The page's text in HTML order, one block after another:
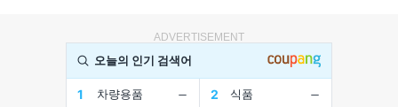
ADVERTISEMENT